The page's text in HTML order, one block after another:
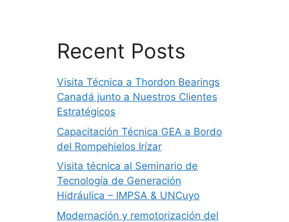
Recent Posts
Visita Técnica a Thordon Bearings
Canadá junto a Nuestros Clientes
Estratégicos
Capacitación Técnica GEA a Bordo
del Rompehielos Irízar
Visita técnica al Seminario de
Tecnología de Generación
Hidráulica – IMPSA & UNCuyo
Modernación y remotorización del